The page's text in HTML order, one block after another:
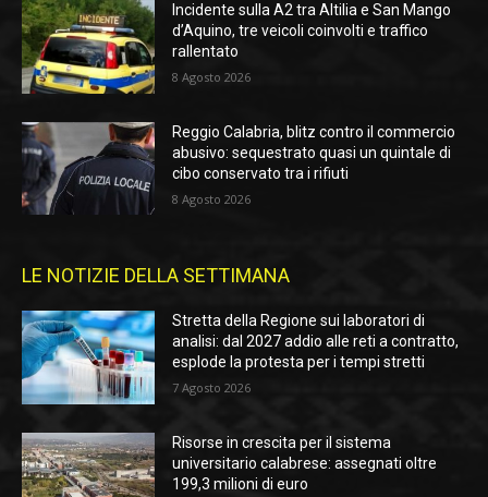
Incidente sulla A2 tra Altilia e San Mango
d’Aquino, tre veicoli coinvolti e traffico
rallentato
8 Agosto 2026
Reggio Calabria, blitz contro il commercio
abusivo: sequestrato quasi un quintale di
cibo conservato tra i rifiuti
8 Agosto 2026
LE NOTIZIE DELLA SETTIMANA
Stretta della Regione sui laboratori di
analisi: dal 2027 addio alle reti a contratto,
esplode la protesta per i tempi stretti
7 Agosto 2026
Risorse in crescita per il sistema
universitario calabrese: assegnati oltre
199,3 milioni di euro